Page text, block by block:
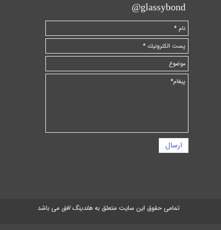
ارسال
تمامی حقوق این سایت متعلق بههلدینگ افق می باشد
​glassybond@